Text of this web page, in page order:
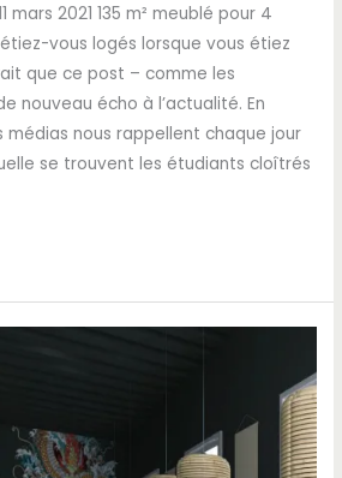
11 mars 2021 135 m² meublé pour 4
vous logés lorsque vous étiez
que ce post – comme les
nouveau écho à l’actualité. En
médias nous rappellent chaque jour
se trouvent les étudiants cloîtrés